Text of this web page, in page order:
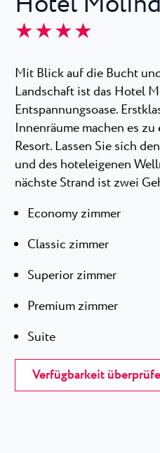
★ ★ ★ ★
Mit Blick auf die Bucht
Landschaft ist das Hotel
Entspannungsoase.
Innenräume machen es
Resort. Lassen Sie sich
und des hoteleigenen
nächste Strand ist zwei
Economy zimmer
Classic zimmer
Superior zimmer
Premium zimmer
Suite
Verfügbarkeit